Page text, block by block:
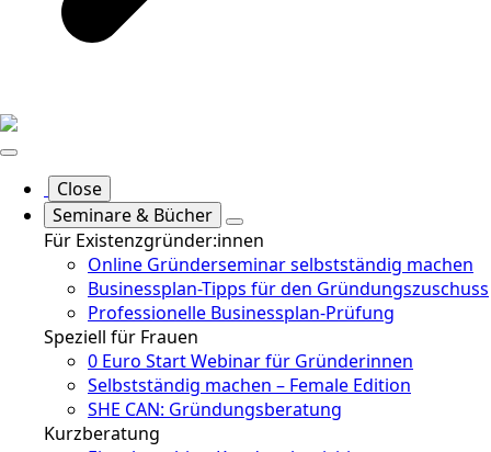
Close
Seminare & Bücher
Für Existenzgründer:innen
Online Gründerseminar selbstständig machen
Businessplan-Tipps für den Gründungszuschuss
Professionelle Businessplan-Prüfung
Speziell für Frauen
0 Euro Start Webinar für Gründerinnen
Selbstständig machen – Female Edition
SHE CAN: Gründungsberatung
Kurzberatung